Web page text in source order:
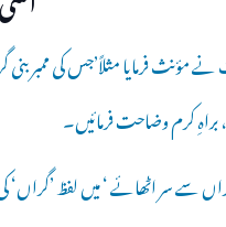
نے مؤنث فرمایا مثلاً’جس کی ممبر
براہِ کرم وضاحت فرمائیں۔
سر اٹھائے ‘ میں لفظ ’گراں‘ کی